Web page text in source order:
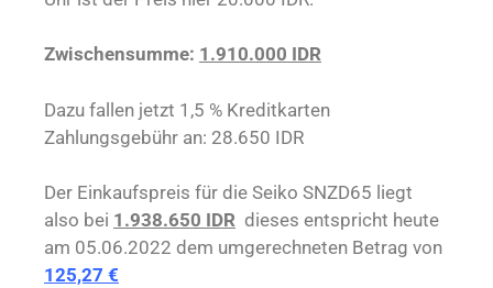
Zwischensumme: 1.910.000 IDR
Dazu fallen jetzt 1,5 % Kreditkarten
Zahlungsgebühr an: 28.650 IDR
Der Einkaufspreis für die Seiko SNZD65 liegt
also bei 1.938.650 IDR dieses entspricht heute
am 05.06.2022 dem umgerechneten Betrag von
125,27 €